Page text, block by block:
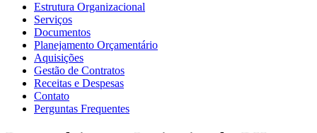
Estrutura Organizacional
Serviços
Documentos
Planejamento Orçamentário
Aquisições
Gestão de Contratos
Receitas e Despesas
Contato
Perguntas Frequentes